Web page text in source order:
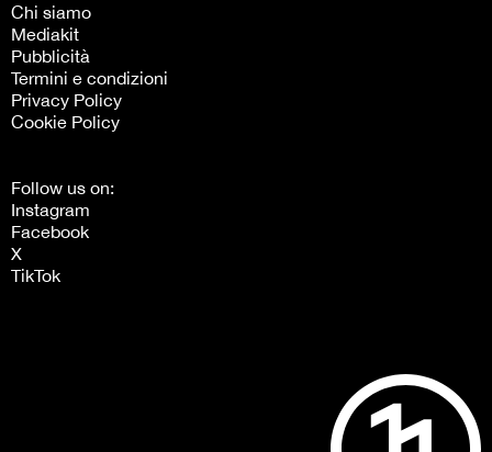
Chi siamo
Mediakit
Pubblicità
Termini e condizioni
Privacy Policy
Cookie Policy
Follow us on:
Instagram
Facebook
X
TikTok